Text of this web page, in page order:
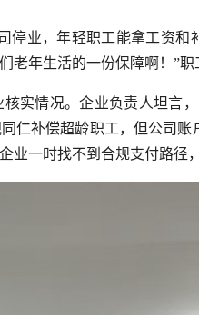
停业，年轻职工能拿工资和
老年生活的一份保障啊！”职
实情况。企业负责人坦言
仁补偿超龄职工，但公司
业一时找不到合规支付路径